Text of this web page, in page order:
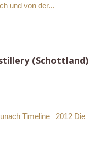
und von der...
(Schottland)
Timeline 2012 Die